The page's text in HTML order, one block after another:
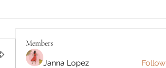
Members
Janna Lopez Follow